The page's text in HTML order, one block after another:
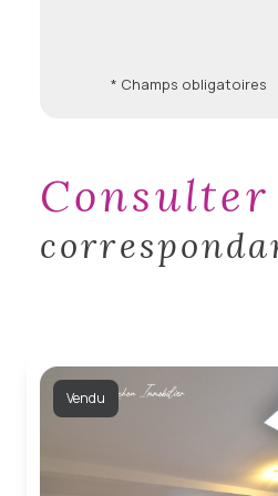
* Champs obligatoires
Vendu